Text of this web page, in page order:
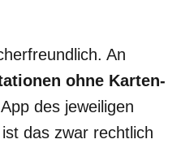
An
ohne Karten-
des jeweiligen
das zwar rechtlich